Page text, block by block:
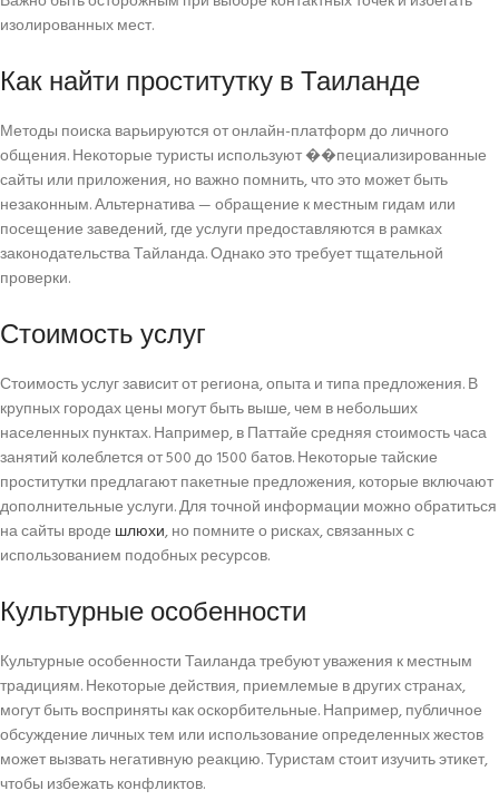
изолированных мест.
Как найти проститутку в Таиланде
Методы поиска варьируются от онлайн-платформ до личного
общения. Некоторые туристы используют ��пециализированные
сайты или приложения, но важно помнить, что это может быть
незаконным. Альтернатива — обращение к местным гидам или
посещение заведений, где услуги предоставляются в рамках
законодательства Тайланда. Однако это требует тщательной
проверки.
Стоимость услуг
Стоимость услуг зависит от региона, опыта и типа предложения. В
крупных городах цены могут быть выше, чем в небольших
населенных пунктах. Например, в Паттайе средняя стоимость часа
занятий колеблется от 500 до 1500 батов. Некоторые тайские
проститутки предлагают пакетные предложения, которые включают
дополнительные услуги. Для точной информации можно обратиться
на сайты вроде шлюхи, но помните о рисках, связанных с
использованием подобных ресурсов.
Культурные особенности
Культурные особенности Таиланда требуют уважения к местным
традициям. Некоторые действия, приемлемые в других странах,
могут быть восприняты как оскорбительные. Например, публичное
обсуждение личных тем или использование определенных жестов
может вызвать негативную реакцию. Туристам стоит изучить этикет,
чтобы избежать конфликтов.